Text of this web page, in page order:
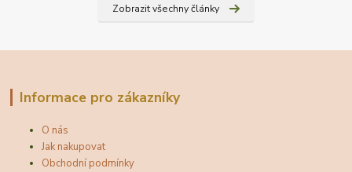
Zobrazit všechny články
Informace pro zákazníky
O nás
Jak nakupovat
Obchodní podmínky